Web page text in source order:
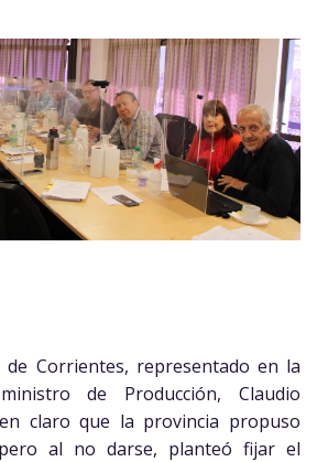
de Corrientes, representado en la
de Producción, Claudio
claro que la provincia propuso
al no darse, planteó fijar el